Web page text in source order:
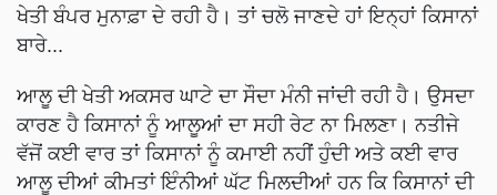
ਖੇਤੀ ਬੰਪਰ ਮੁਨਾਫ਼ਾ ਦੇ ਰਹੀ ਹੈ। ਤਾਂ ਚਲੋ ਜਾਣਦੇ ਹਾਂ ਇਨ੍ਹਾਂ ਕਿਸਾਨਾਂ
ਬਾਰੇ...
ਆਲੂ ਦੀ ਖੇਤੀ ਅਕਸਰ ਘਾਟੇ ਦਾ ਸੌਦਾ ਮੰਨੀ ਜਾਂਦੀ ਰਹੀ ਹੈ। ਉਸਦਾ
ਕਾਰਣ ਹੈ ਕਿਸਾਨਾਂ ਨੂੰ ਆਲੂਆਂ ਦਾ ਸਹੀ ਰੇਟ ਨਾ ਮਿਲਣਾ। ਨਤੀਜੇ
ਵੱਜੋਂ ਕਈ ਵਾਰ ਤਾਂ ਕਿਸਾਨਾਂ ਨੂੰ ਕਮਾਈ ਨਹੀਂ ਹੁੰਦੀ ਅਤੇ ਕਈ ਵਾਰ
ਆਲੂ ਦੀਆਂ ਕੀਮਤਾਂ ਇੰਨੀਆਂ ਘੱਟ ਮਿਲਦੀਆਂ ਹਨ ਕਿ ਕਿਸਾਨਾਂ ਦੀ